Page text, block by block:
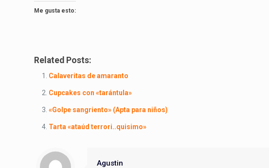
Me gusta esto:
Related Posts:
Calaveritas de amaranto
Cupcakes con «tarántula»
«Golpe sangriento» (Apta para niños)
Tarta «ataúd terrori..quisimo»
Agustin